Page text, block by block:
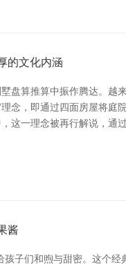
的文化内涵
盘算推算中振作腾达。越
念，即通过四面房屋将庭
这一理念被再行解说，通
酱
子们和煦与甜密。这个经